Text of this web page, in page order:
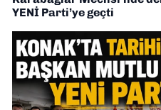
YENİ Parti’ye geçti